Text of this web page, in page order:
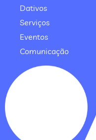
Dativos
Serviços
Eventos
Comunicação